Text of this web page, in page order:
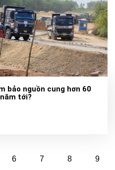
bảo nguồn cung hơn 60
tới?
6 7 8 9